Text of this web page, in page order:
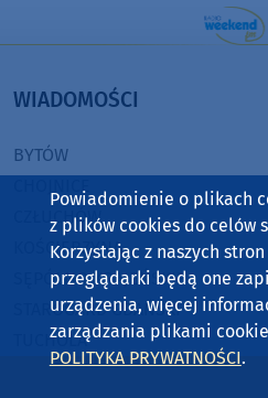
WIADOMOŚCI
BYTÓW
CZŁUCHÓW
KOŚCIERZYNA
SĘPÓLNO KRAJEŃSKIE
STAROGARD GDAŃSKI
TUCHOLA
Powiadomienie o plikach
z plików cookies do celów
Korzystając z naszych
przeglądarki będą one
urządzenia, więcej
zarządzania plikami
POLITYKA PRYWATNOŚCI.